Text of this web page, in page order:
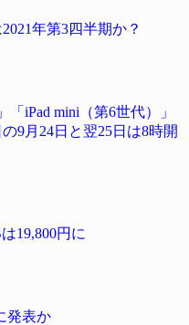
年第3四半期か？
「iPad mini（第6世代）」
9月24日と翌25日は8時開
19,800円に
発表か